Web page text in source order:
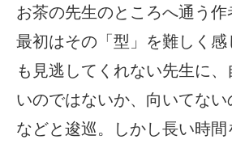
お茶の先生のところへ通う作
最初はその「型」を難しく
も見逃してくれない先生に
いのではないか、向いてない
などと逡巡。しかし長い時